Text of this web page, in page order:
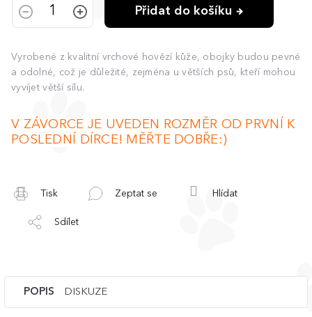
Přidat do košíku
Vyrobené z kvalitní vrchové hovězí kůže, obojky budou pevné
a odolné, což je důležité, zejména u větších psů, kteří mohou
vyvíjet větší sílu.
V ZÁVORCE JE UVEDEN ROZMĚR OD PRVNÍ K
POSLEDNÍ DÍRCE! MĚŘTE DOBŘE:)
Tisk Zeptat se Hlídat
Sdílet
POPIS DISKUZE